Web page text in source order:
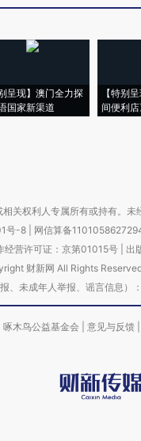
别呈现】澳门全力探
国家新渠道
【特别
间便利
关权利人专属所有或持有。未
号-8 网信算备
经营许可证：京第01015号| 出
财新网 All Rights
报、未成年人举报、谣言信
啄木鸟公益基金会 意见与反馈